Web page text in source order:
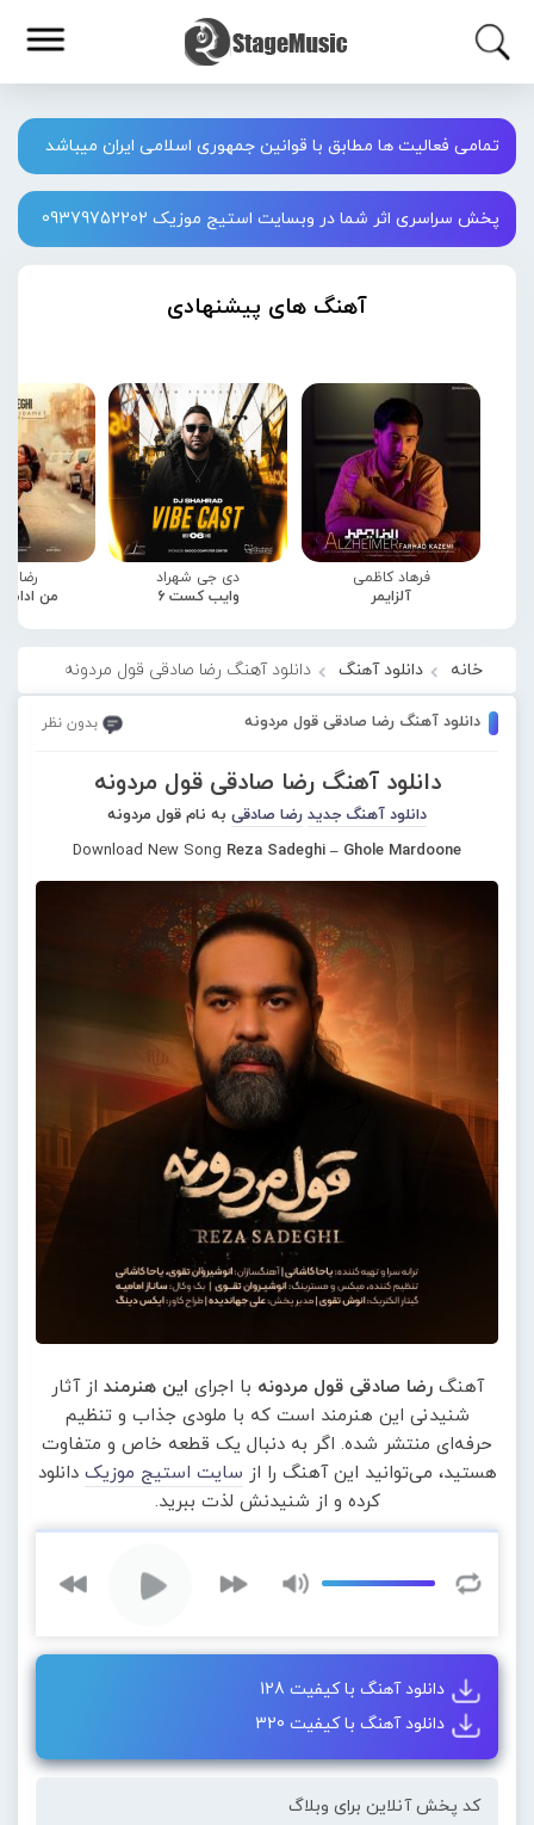
تمامی فعالیت ها مطابق با قوانین جمهوری اسلامی ایران میباشد
پخش سراسری اثر شما در وبسایت استیج موزیک 09379752202
آهنگ های پیشنهادی
فرهاد کاظمی
آلزایمر
دی جی شهراد
وایب کست 6
رضا
من
خانه دانلود آهنگ دانلود آهنگ رضا صادقی قول مردونه
دانلود آهنگ رضا صادقی قول مردونه بدون نظر
دانلود آهنگ رضا صادقی قول مردونه
دانلود آهنگ جدید رضا صادقی به نام قول مردونه
Download New Song Reza Sadeghi – Ghole Mardoone
آهنگرضا صادقی قول مردونه با اجرای این هنرمند از آثار
شنیدنی این هنرمند است که با ملودی جذاب و تنظیم
حرفه‌ای منتشر شده. اگر به دنبال یک قطعه خاص و متفاوت
هستید، می‌توانید این آهنگ را از سایت استیج موزیک دانلود
کرده و از شنیدنش لذت ببرید.
دانلود آهنگ با کیفیت 128
دانلود آهنگ با کیفیت 320
کد پخش آنلاین برای وبلاگ